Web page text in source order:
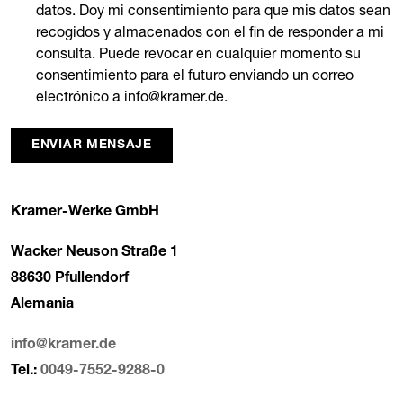
datos. Doy mi consentimiento para que mis datos sean
recogidos y almacenados con el fin de responder a mi
consulta. Puede revocar en cualquier momento su
consentimiento para el futuro enviando un correo
electrónico a info@kramer.de.
ENVIAR MENSAJE
Kramer-Werke GmbH
Wacker Neuson Straße 1
88630 Pfullendorf
Alemania
info@kramer.de
Tel.: 0049-7552-9288-0